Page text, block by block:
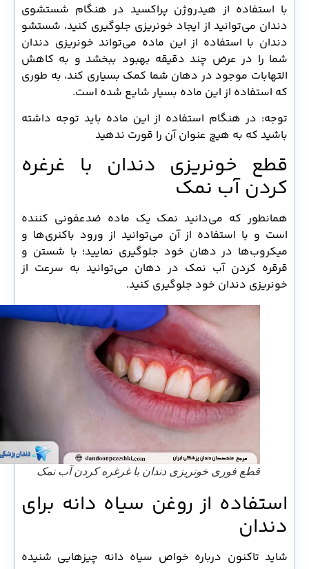
با استفاده از هیدروژن پراکسید در هنگام شستشوی
دندان می‌توانید از ایجاد خونریزی جلوگیری کنید، شستشو
دندان با استفاده از این ماده می‌تواند خونریزی دندان
شما را در عرض چند دقیقه بهبود ببخشد و به کاهش
التهابات موجود در دهان شما کمک بسیاری کند، به طوری
که استفاده از این ماده بسیار شایع شده است.
توجه: در هنگام استفاده از این ماده باید توجه داشته
باشید که به هیچ عنوان آن را قورت ندهید
قطع خونریزی دندان با غرغره
کردن آب نمک
همانطور که می‌دانید نمک یک ماده ضدعفونی کننده
است و با استفاده از آن می‌توانید از ورود باکنری‌ها و
میکروب‌ها در دهان خود جلوگیری نمایید؛ با شستن و
قرقره کردن آب نمک در دهان می‌توانید به سرعت از
خونریزی دندان خود جلوگیری کنید.
قطع فوری خونریزی دندان با غرغره کردن آب نمک
استفاده از روغن سیاه دانه برای
دندان
شاید تاکنون درباره خواص سیاه دانه چیزهایی شنیده